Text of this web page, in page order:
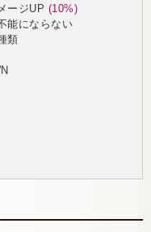
ージUP (10%)
能にならない
類